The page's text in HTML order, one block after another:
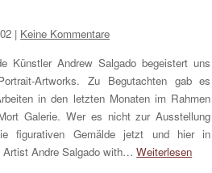
| Keine Kommentare
Künstler Andrew Salgado begeistert uns
Artworks. Zu Begutachten gab es
in den letzten Monaten im Rahmen
Galerie. Wer es nicht zur Ausstellung
figurativen Gemälde jetzt und hier in
Artist Andre Salgado with…Weiterlesen